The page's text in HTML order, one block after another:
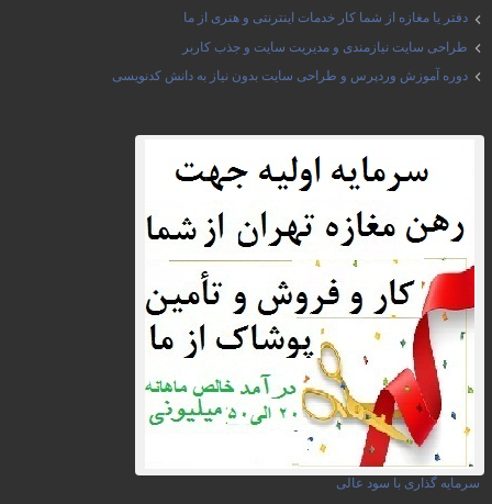
دفتر یا مغازه از شما کار خدمات اینترنتی و هنری از ما
طراحی سایت نیازمندی و مدیریت سایت و جذب کاربر
دوره آموزش وردپرس و طراحی سایت بدون نیاز به دانش کدنویسی
سرمایه گذاری با سود عالی